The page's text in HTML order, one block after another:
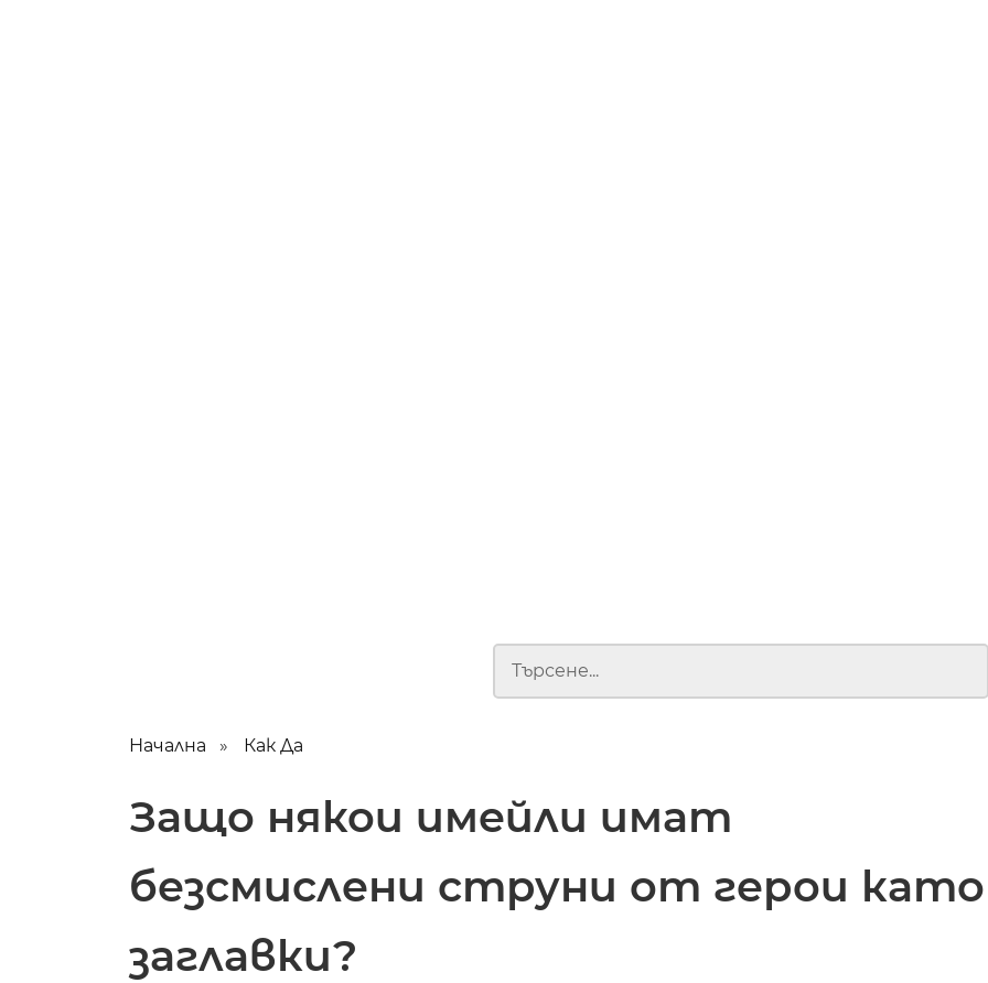
Начална Как Да
Защо някои имейли имат
безсмислени струни от герои като
заглавки?